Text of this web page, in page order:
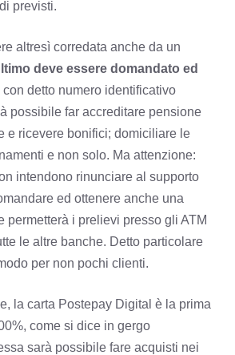
previsti.
altresì corredata anche da un
deve essere domandato ed
con detto numero identificativo
possibile far accreditare pensione
e ricevere bonifici; domiciliare le
e non solo. Ma attenzione:
intendono rinunciare al supporto
ed ottenere anche una
permetterà i prelievi presso gli ATM
le altre banche. Detto particolare
per non pochi clienti.
la carta Postepay Digital è la prima
come si dice in gergo
sarà possibile fare acquisti nei